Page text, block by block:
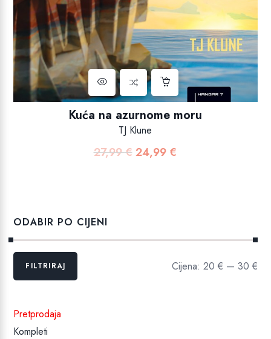
Kuća na azurnome moru
TJ Klune
27,99€ Izvorna
24,99 €Trenutna
ODABIR PO CIJENI
Min
MaksFILTRIRAJ Cijena: 20 € — 30 €
Pretprodaja
Kompleti